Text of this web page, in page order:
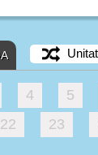
4 5
22 23